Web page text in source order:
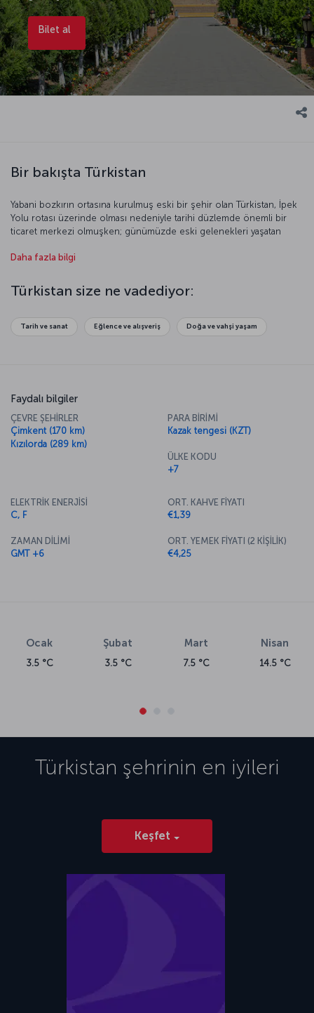
Bilet al
Bir bakışta Türkistan
Yabani bozkırın ortasına kurulmuş eski bir şehir olan Türkistan, İpek
Yolu rotası üzerinde olması nedeniyle tarihi düzlemde önemli bir
ticaret merkezi olmuşken; günümüzde eski gelenekleri yaşatan
seçilen Türkistan, Divan-ı Hikmet eserini yazan ilim insanı Hoca
kültür dolu bir seyahat sunuyor.
Daha fazla bilgi
Türkistan size ne vadediyor:
Tarih ve sanat Eğlence ve alışveriş Doğa ve vahşi yaşam
Faydalı bilgiler
ÇEVRE ŞEHİRLER
Çimkent (170 km)
Kızılorda (289 km)
PARA BİRİMİ
Kazak tengesi (KZT)
ÜLKE KODU
+7
ELEKTRİK ENERJİSİ
C, F
ZAMAN DİLİMİ
GMT +6
ORT. KAHVE FİYATI
€1,39
ORT. YEMEK FİYATI (2 KİŞİLİK)
€4,25
Ocak
3.5 °C
Şubat
3.5 °C
Mart
7.5 °C
Nisan
14.5 °C
Türkistan şehrinin en iyileri
Keşfet